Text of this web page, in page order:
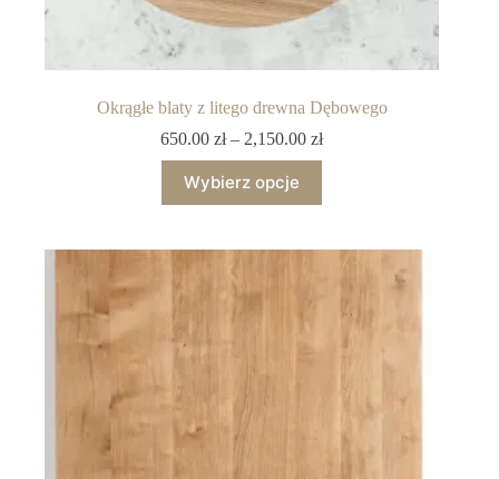
Okrągłe blaty z litego drewna Dębowego
650.00zł – 2,150.00zł
Wybierz opcje